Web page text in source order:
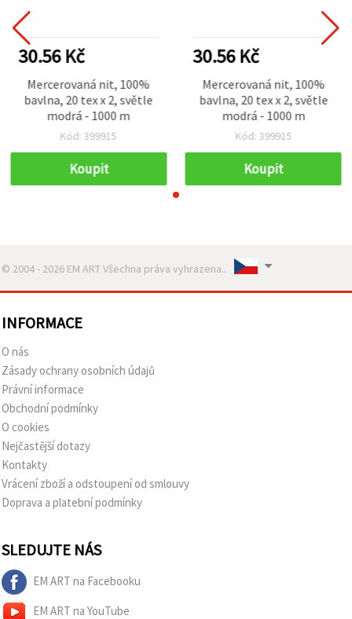
30.56 Kč
Mercerovaná nit, 100%
bavlna, 20 tex x 2, světle
modrá - 1000 m
Kód: 399915
Koupit
30.56 Kč
Mercerovaná nit, 100%
bavlna, 20 tex x 2, světle
modrá - 1000 m
Kód: 399915
Koupit
© 2004 - 2026 EM ART Všechna práva vyhrazena..
INFORMACE
O nás
Zásady ochrany osobních údajů
Právní informace
Obchodní podmínky
O cookies
Nejčastější dotazy
Kontakty
Vrácení zboží a odstoupení od smlouvy
Doprava a platební podmínky
SLEDUJTE NÁS
EM ART na Facebooku
EM ART na YouTube